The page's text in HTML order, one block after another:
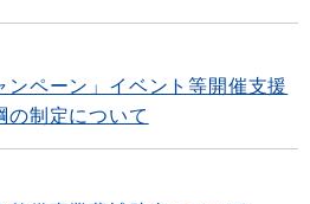
ンペーン」イベント等開催支援
の制定について